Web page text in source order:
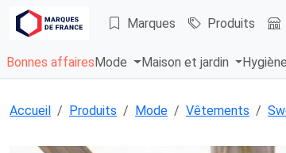
Marques Produits
Bonnes affaires Mode Maison et jardin
Accueil Produits Mode Vêtements